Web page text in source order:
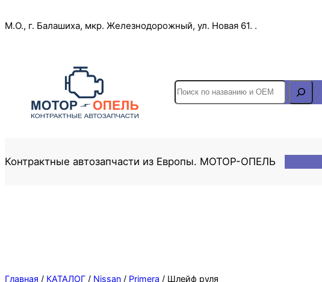
к
М.О., г. Балашиха, мкр. Железнодорожный, ул. Новая 61. .
S
e
h
Контрактные автозапчасти из Европы. МОТОР-ОПЕЛЬ
Главная / КАТАЛОГ / Nissan / Primera / Шлейф руля